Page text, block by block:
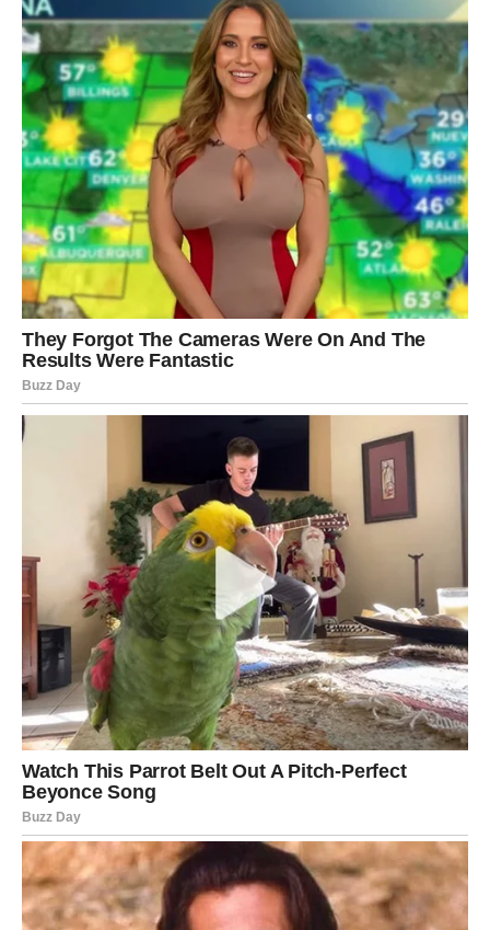
Na brzinu je spustila ruku, uzela muža i otišla kod svekrve,
rekavši sebi: “Neću se više zamarati. Neću to više trpeti.” Bilo
je vreme za promene. Nije se trudila da previše analizira šta
će se desiti, samo je želela da se opusti i oslobodi tog tereta.
Susedi će i dalje biti bučni, ali ona više neće biti ta koja će
trpeti. Niko nije imao pravo da oduzme njen mir.
Kasnije, dok je vozila prema svekrvi, pomislila je da je ovo
možda bio trenutak koji je morao da se desi. Da bi
sačuvala sebe, morala je da postavi granice. Niko ne treba
da pati u tišini zbog nečijeg nesvesnog ponašanja. Zatvorila
je oči, pustila suzu i ispod disanja šapnula: “Nikada više.
Oglasi